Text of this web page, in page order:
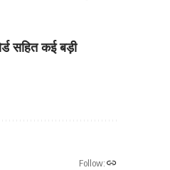
सहित कई बड़ी
Follow: